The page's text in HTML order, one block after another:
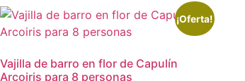
¡Oferta!
Vajilla de barro en flor de Capulín
Arcoiris para 8 personas